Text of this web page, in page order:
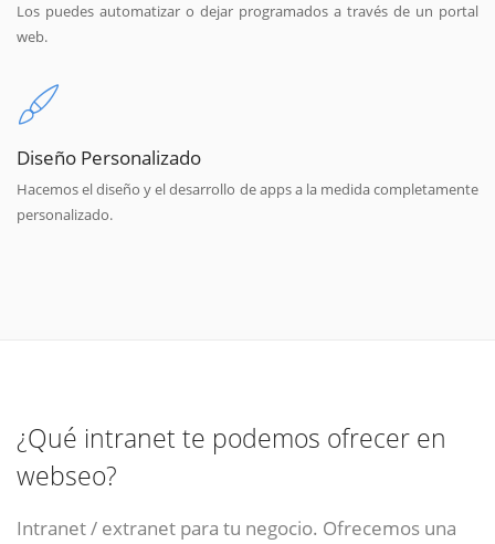
Los puedes automatizar o dejar programados a través de un portal
web.
Diseño Personalizado
Hacemos el diseño y el desarrollo de apps a la medida completamente
personalizado.
¿Qué intranet te podemos ofrecer en
webseo?
Intranet / extranet para tu negocio. Ofrecemos una